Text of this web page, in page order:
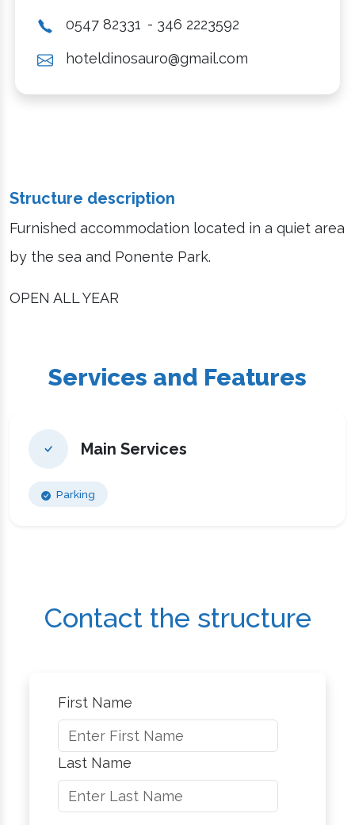
0547 82331 - 346 2223592
hoteldinosauro@gmail.com
Structure description
Furnished accommodation located in a quiet area
by the sea and Ponente Park.
OPEN ALL YEAR
Services and Features
Main Services
Parking
Contact the structure
First Name
Last Name